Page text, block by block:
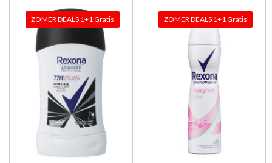
ZOMER DEALS 1+1 Gratis ZOMER DEALS 1+1 Gratis